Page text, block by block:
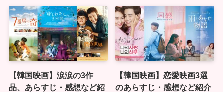
【韓国映画】涙涙の3作
品、あらすじ・感想など紹
【韓国映画】恋愛映画3選
のあらすじ・感想など紹介